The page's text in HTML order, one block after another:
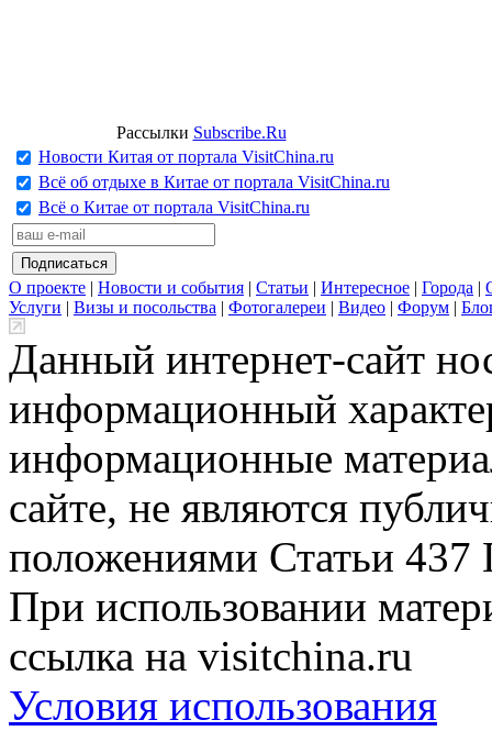
Рассылки Subscribe.Ru
Новости Китая от портала VisitChina.ru
Всё об отдыхе в Китае от портала VisitChina.ru
Всё о Китае от портала VisitChina.ru
О проекте | Новости и события | Статьи | Интересное | Города |
Услуги | Визы и посольства | Фотогалереи | Видео | Форум |
Данный интернет-сайт
информационный
информационные
сайте, не являются
положениями Статьи 437
При использовании
ссылка на visitchina.ru
Условия использования